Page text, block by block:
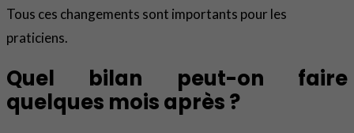
Tous ces changements sont importants pour les
praticiens.
Quel bilan peut-on faire
quelques mois après ?